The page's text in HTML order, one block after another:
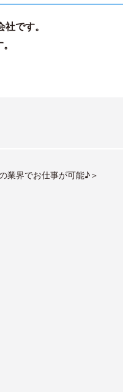
です。
業界でお仕事が可能♪＞